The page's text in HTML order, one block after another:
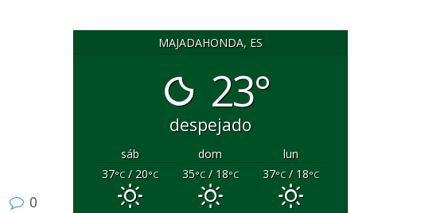
0
MAJADAHONDA, ES
23°
despejado
sáb dom
lun
37°C/ 20°C 35°C/ 18°C 37°C/ 18°C